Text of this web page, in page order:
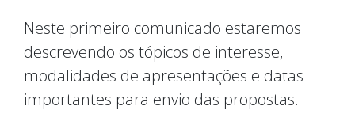
Neste primeiro comunicado estaremos
descrevendo os tópicos de interesse,
modalidades de apresentações e datas
importantes para envio das propostas.